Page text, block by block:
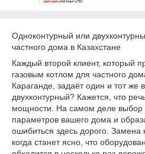
Одноконтурный или
частного дома в Казахстане
Каждый второй клиент, который
газовым котлом для частного
Караганде, задаёт один и тот же
двухконтурный? Кажется, что
мощности. На самом деле выбор
параметров вашего дома и
ошибиться здесь дорого. Замена
когда станет ясно, что